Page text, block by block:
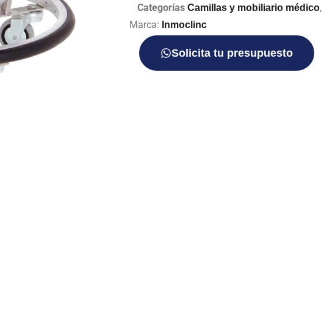
Categorías Camillas y mobiliario médico,
Marca: Inmoclinc
Solicita tu presupuesto